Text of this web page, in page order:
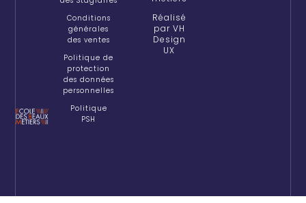
Conditions
générales
des ventes
Politique de
protection
des données
personnelles
Politique
PSH
Réalisé
par VH
Design
UX